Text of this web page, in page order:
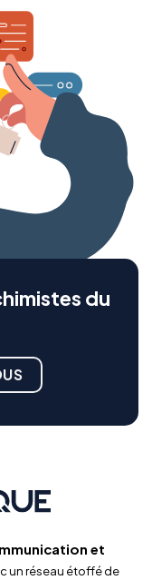
du
et
un réseau étoffé de